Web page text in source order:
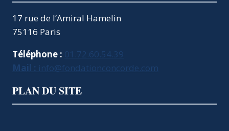
17 rue de l’Amiral Hamelin
75116 Paris
Téléphone : 01.72.60.54.39
Mail : info@fondationconcorde.com
PLAN DU SITE